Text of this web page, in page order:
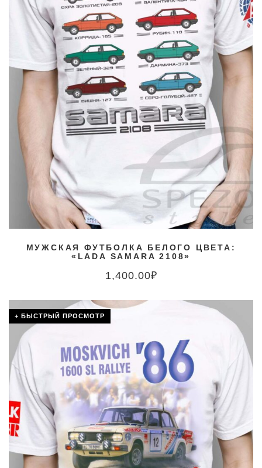
МУЖСКАЯ ФУТБОЛКА БЕЛОГО ЦВЕТА:
«LADA SAMARA 2108»
1,400.00₽
+ БЫСТРЫЙ ПРОСМОТР